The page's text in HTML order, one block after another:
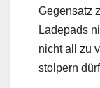
Gegensatz
Ladepads
nicht all zu
stolpern